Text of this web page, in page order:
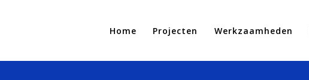
Home Projecten Werkzaamheden